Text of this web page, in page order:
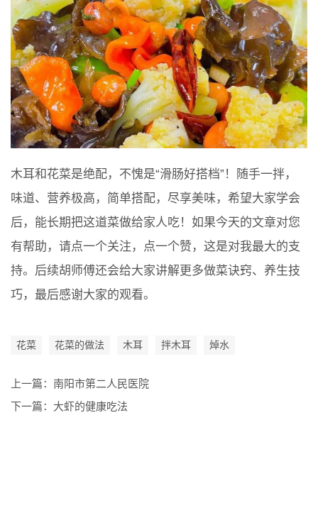
木耳和花菜是绝配，不愧是“滑肠好搭档”！随手一拌，
味道、营养极高，简单搭配，尽享美味，希望大家学会
后，能长期把这道菜做给家人吃！如果今天的文章对您
有帮助，请点一个关注，点一个赞，这是对我最大的支
持。后续胡师傅还会给大家讲解更多做菜诀窍、养生技
巧，最后感谢大家的观看。
花菜 花菜的做法 木耳 拌木耳 焯水
上一篇： 南阳市第二人民医院
下一篇： 大虾的健康吃法